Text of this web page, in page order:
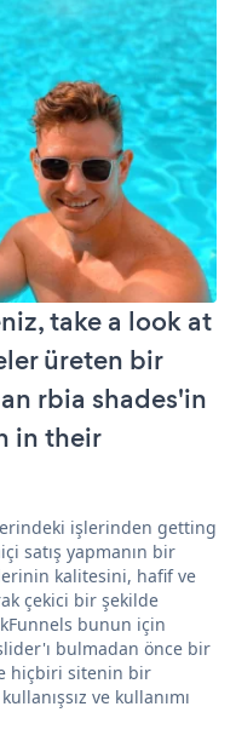
take a look at
üreten bir
rbia shades'in
in their
işlerinden getting
satış yapmanın bir
kalitesini, hafif ve
çekici bir şekilde
bunun için
bulmadan önce bir
hiçbiri sitenin bir
ve kullanımı